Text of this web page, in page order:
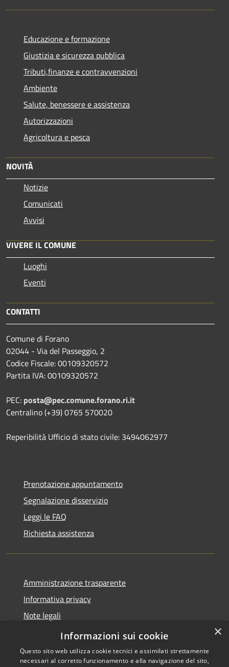
Educazione e formazione
Giustizia e sicurezza pubblica
Tributi,finanze e contravvenzioni
Ambiente
Salute, benessere e assistenza
Autorizzazioni
Agricoltura e pesca
NOVITÀ
Notizie
Comunicati
Avvisi
VIVERE IL COMUNE
Luoghi
Eventi
CONTATTI
Comune di Forano
02044 - Via del Passeggio, 2
Codice Fiscale: 00109320572
Partita IVA: 00109320572
PEC: posta@pec.comune.forano.ri.it
Centralino (+39) 0765 570020
Reperibilità Ufficio di stato civile: 3494062977
Prenotazione appuntamento
Segnalazione disservizio
Leggi le FAQ
Richiesta assistenza
Amministrazione trasparente
Informativa privacy
Note legali
Dichiarazione di accessibilità
×
Informazioni sui cookie
Questo sito web utilizza cookie tecnici e assimilati strettamente
necessari al corretto funzionamento e alla navigazione del sito,